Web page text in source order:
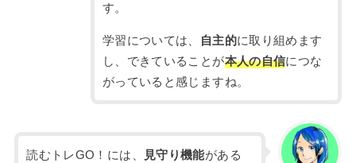
す。
学習については、 自主的に取り組めます
し、できていることが本人の自信につな
がっていると感じますね。
読むトレGO！には、 見守り機能がある